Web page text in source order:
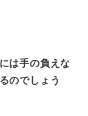
は手の負えな
のでしょう